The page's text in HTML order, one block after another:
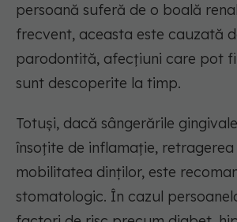
persoană suferă de o boală
frecvent, aceasta este cauzată
parodontită, afecțiuni care pot
sunt descoperite la timp.
Totuși, dacă sângerările
însoțite de inflamație, retragerea
mobilitatea dinților, este
stomatologic. În cazul